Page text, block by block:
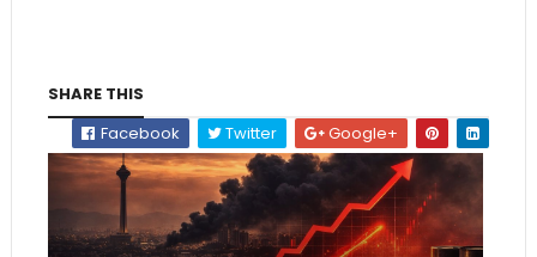
SHARE THIS
Facebook
Twitter Google+